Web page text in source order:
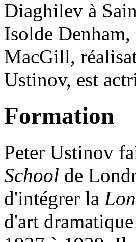
Diaghilev à
Isolde
MacGill,
Ustinov, est
Formation
Peter Ustinov
School de
d'intégrer la
d'art